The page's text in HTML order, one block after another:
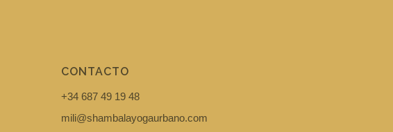
CONTACTO
+34 687 49 19 48
mili@shambalayogaurbano.com